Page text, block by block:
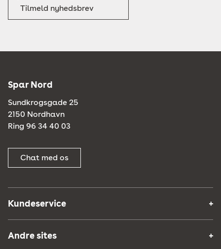
Tilmeld nyhedsbrev
Spar Nord
Sundkrogsgade 25
2150 Nordhavn
Ring 96 34 40 03
Chat med os
Kundeservice
Andre sites